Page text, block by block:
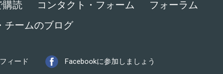
購読 コンタクト・フォーム
フォーラム
チームのブログ
ィード Facebookに参加しましょう